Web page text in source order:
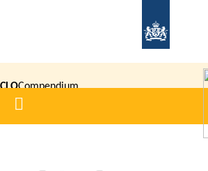
inhoud
gaan
CLOCompendium
voor de
Home